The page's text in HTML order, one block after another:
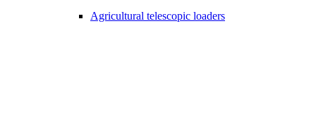
Agricultural telescopic loaders